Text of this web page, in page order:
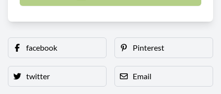
facebook Pinterest
twitter Email